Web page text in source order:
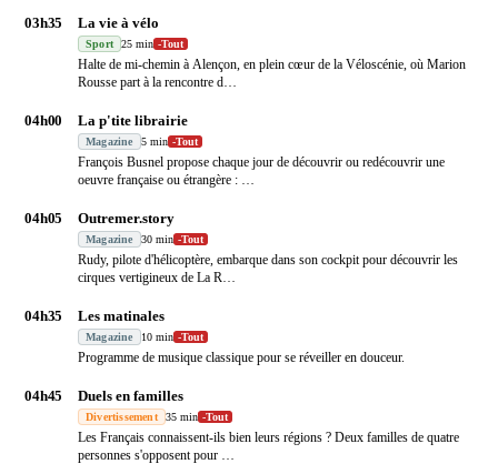
03h35 La vie à vélo
Sport 25 min -Tout
Halte de mi-chemin à Alençon, en plein cœur de la Véloscénie, où Marion
Rousse part à la rencontre d…
04h00 La p'tite librairie
Magazine 5 min -Tout
François Busnel propose chaque jour de découvrir ou redécouvrir une
oeuvre française ou étrangère : …
04h05 Outremer.story
Magazine 30 min -Tout
Rudy, pilote d'hélicoptère, embarque dans son cockpit pour découvrir les
cirques vertigineux de La R…
04h35 Les matinales
Magazine 10 min -Tout
Programme de musique classique pour se réveiller en douceur.
04h45 Duels en familles
Divertissement 35 min -Tout
Les Français connaissent-ils bien leurs régions ? Deux familles de quatre
personnes s'opposent pour …